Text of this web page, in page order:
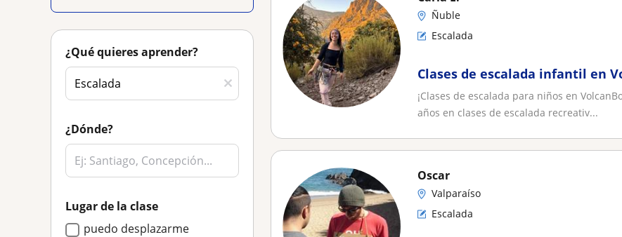
¿Qué quieres aprender?
¿Dónde?
Lugar de la clase
puedo desplazarme
Ñuble
Escalada
Clases de escalada infantil en
¡Clases de escalada para niños en
años en clases de escalada recreativ...
Oscar
Valparaíso
Escalada